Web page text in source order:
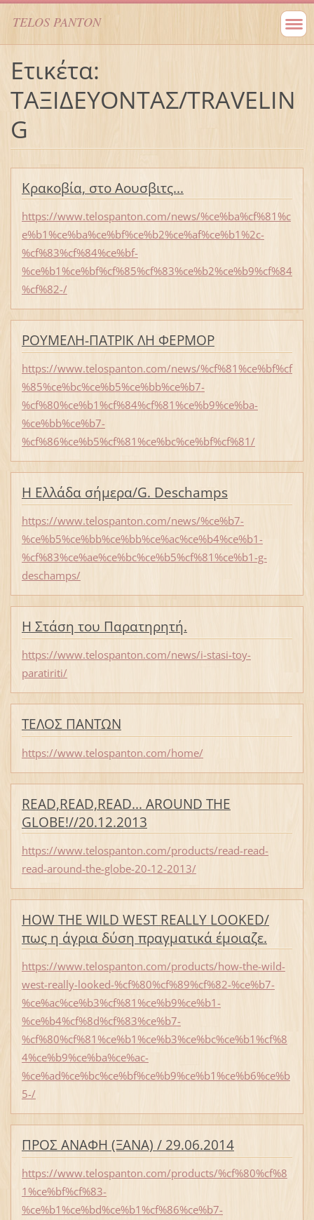
TELOS PANTON
Ετικέτα:
ΤΑΞΙΔΕΥΟΝΤΑΣ/TRAVELIN
G
Κρακοβία, στο Αουσβιτς...
https://www.telospanton.com/news/%ce%ba%cf%81%c
e%b1%ce%ba%ce%bf%ce%b2%ce%af%ce%b1%2c-
%cf%83%cf%84%ce%bf-
%ce%b1%ce%bf%cf%85%cf%83%ce%b2%ce%b9%cf%84
%cf%82-/
ΡΟΥΜΕΛΗ-ΠΑΤΡΙΚ ΛΗ ΦΕΡΜΟΡ
https://www.telospanton.com/news/%cf%81%ce%bf%cf
%85%ce%bc%ce%b5%ce%bb%ce%b7-
%cf%80%ce%b1%cf%84%cf%81%ce%b9%ce%ba-
%ce%bb%ce%b7-
%cf%86%ce%b5%cf%81%ce%bc%ce%bf%cf%81/
Η Ελλάδα σήμερα/G. Deschamps
https://www.telospanton.com/news/%ce%b7-
%ce%b5%ce%bb%ce%bb%ce%ac%ce%b4%ce%b1-
%cf%83%ce%ae%ce%bc%ce%b5%cf%81%ce%b1-g-
deschamps/
Η Στάση του Παρατηρητή.
https://www.telospanton.com/news/i-stasi-toy-
paratiriti/
ΤΕΛΟΣ ΠΑΝΤΩΝ
https://www.telospanton.com/home/
READ,READ,READ... AROUND THE
GLOBE!//20.12.2013
https://www.telospanton.com/products/read-read-
read-around-the-globe-20-12-2013/
HOW THE WILD WEST REALLY LOOKED/
πως η άγρια δύση πραγματικά έμοιαζε.
https://www.telospanton.com/products/how-the-wild-
west-really-looked-%cf%80%cf%89%cf%82-%ce%b7-
%ce%ac%ce%b3%cf%81%ce%b9%ce%b1-
%ce%b4%cf%8d%cf%83%ce%b7-
%cf%80%cf%81%ce%b1%ce%b3%ce%bc%ce%b1%cf%8
4%ce%b9%ce%ba%ce%ac-
%ce%ad%ce%bc%ce%bf%ce%b9%ce%b1%ce%b6%ce%b
5-/
ΠΡΟΣ ΑΝΑΦΗ (ΞΑΝΑ) / 29.06.2014
https://www.telospanton.com/products/%cf%80%cf%8
1%ce%bf%cf%83-
%ce%b1%ce%bd%ce%b1%cf%86%ce%b7-